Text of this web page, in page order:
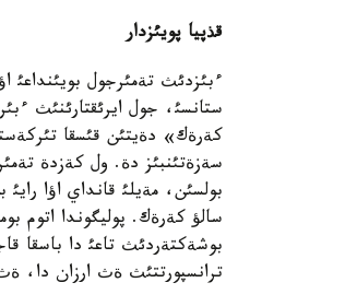
قذپيا پويئزدار
ءبئزدئث تةمئرجول بويئنداعئ
ستانسئ، جول ايرئقتارئنئث
كةرةك» دةيتئن قئسقا
سةزةتئنبئز دة. ول كةزدة
بولسئن، مةيلئ قانداي اؤا
سالؤ كةرةك. پوليگوندا اتوم
بوشةكتةردئث تاعئ دا باسقا
ترانسپورتتئث ةث ارزان دا،